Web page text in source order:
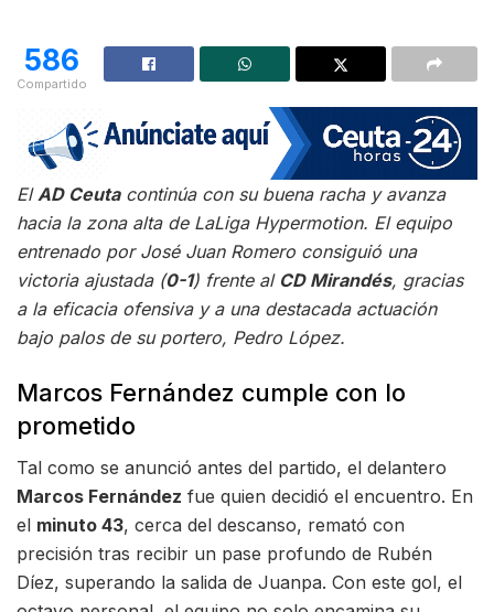
586
Compartido
El AD Ceutacontinúa con su buena racha y avanza
hacia la zona alta de LaLiga Hypermotion. El equipo
entrenado por José Juan Romero consiguió una
victoria ajustada (0-1) frente al CD Mirandés, gracias
a la eficacia ofensiva y a una destacada actuación
bajo palos de su portero, Pedro López.
Marcos Fernández cumple con lo
prometido
Tal como se anunció antes del partido, el delantero
Marcos Fernández fue quien decidió el encuentro. En
el minuto 43, cerca del descanso, remató con
precisión tras recibir un pase profundo de Rubén
Díez, superando la salida de Juanpa. Con este gol, el